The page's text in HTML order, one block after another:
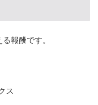
報酬です。
ス